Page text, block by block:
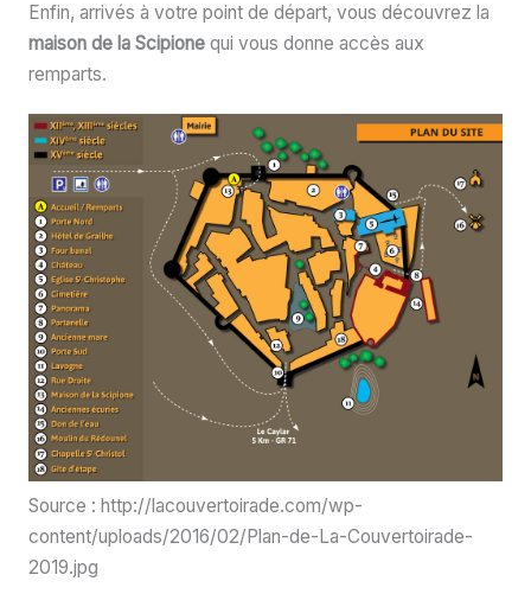
Enfin, arrivés à votre point de départ, vous découvrez la
maison de la Scipionequi vous donne accès aux
remparts.
Source : http://lacouvertoirade.com/wp-
content/uploads/2016/02/Plan-de-La-Couvertoirade-
2019.jpg